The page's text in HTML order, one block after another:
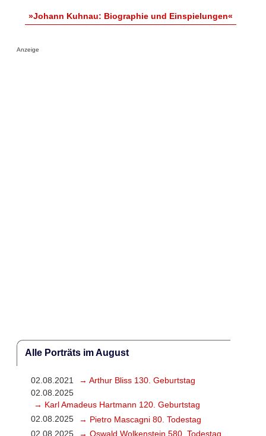
»Johann Kuhnau: Biographie und Einspielungen«
Anzeige
Alle Porträts im August
02.08.2021
→ Arthur Bliss 130. Geburtstag
02.08.2025
→ Karl Amadeus Hartmann 120. Geburtstag
02.08.2025
→ Pietro Mascagni 80. Todestag
02.08.2025
→ Oswald Wolkenstein 580. Todestag